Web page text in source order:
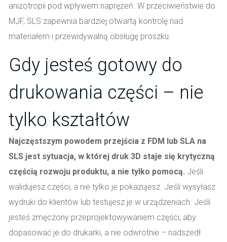
anizotropii pod wpływem naprężeń. W przeciwieństwie do
MJF, SLS zapewnia bardziej otwartą kontrolę nad
materiałem i przewidywalną obsługę proszku.
Gdy jesteś gotowy do
drukowania części – nie
tylko kształtów
Najczęstszym powodem przejścia z FDM lub SLA na
SLS jest sytuacja, w której druk 3D staje się krytyczną
częścią rozwoju produktu, a nie tylko pomocą. Jeśli
walidujesz części, a nie tylko je pokazujesz. Jeśli wysyłasz
wydruki do klientów lub testujesz je w urządzeniach. Jeśli
jesteś zmęczony przeprojektowywaniem części, aby
dopasować je do drukarki, a nie odwrotnie – nadszedł